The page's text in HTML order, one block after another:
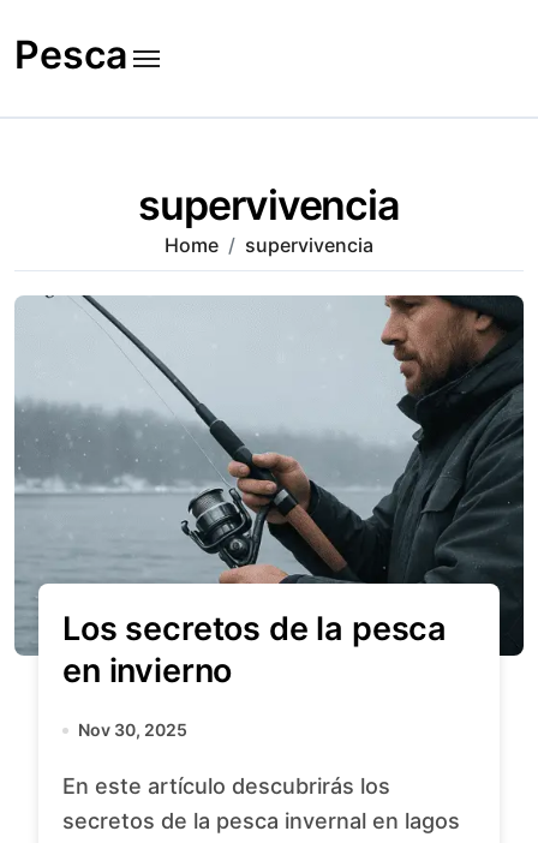
to
content
Pesca
supervivencia
Home supervivencia
Los secretos de la pesca
en invierno
Nov 30, 2025
En este artículo descubrirás los
secretos de la pesca invernal en lagos